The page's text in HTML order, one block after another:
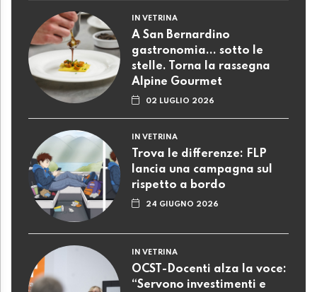
IN VETRINA
A San Bernardino
gastronomia... sotto le
stelle. Torna la rassegna
Alpine Gourmet
02 LUGLIO 2026
IN VETRINA
Trova le differenze: FLP
lancia una campagna sul
rispetto a bordo
24 GIUGNO 2026
IN VETRINA
OCST-Docenti alza la voce:
“Servono investimenti e